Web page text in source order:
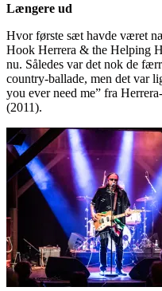
Længere ud
Hvor første sæt havde været
Hook Herrera & the Helping
nu. Således var det nok de
country-ballade, men det var
you ever need me” fra
(2011).